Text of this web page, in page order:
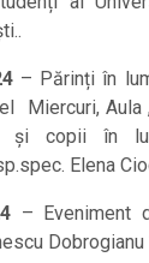
– Părinți în
Miercuri,
și copii în
Elena
– Eveniment
Dobrogianu